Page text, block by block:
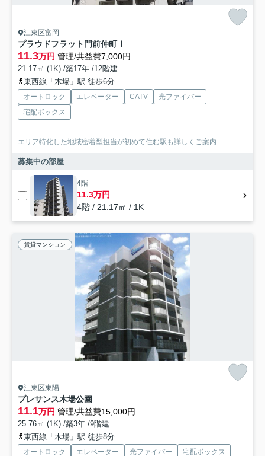
江東区富岡
プラウドフラット門前仲町Ⅰ
11.3万円 管理/共益費7,000円
21.17㎡ (1K) /築17年 /12階建
東西線「木場」駅 徒歩6分
オートロック エレベーター CATV
光ファイバー
宅配ボックス
エリア特化した地域密着型担当が初めて住む駅も詳しくご案内
募集中の部屋
4階
11.3万円
4階 / 21.17㎡ / 1K
賃貸マンション
江東区東陽
プレサンス木場公園
11.1万円 管理/共益費15,000円
25.76㎡ (1K) /築3年 /9階建
東西線「木場」駅 徒歩8分
オートロック エレベーター 光ファイバー 宅配ボックス